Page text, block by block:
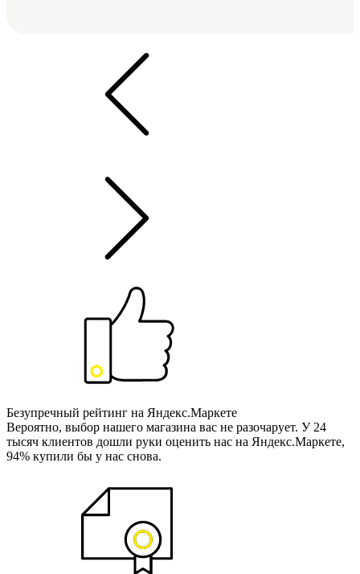
Безупречный рейтинг на Яндекс.Маркете
Вероятно, выбор нашего магазина вас не разочарует. У 24
тысяч клиентов дошли руки оценить нас на Яндекс.Маркете,
94% купили бы у нас снова.